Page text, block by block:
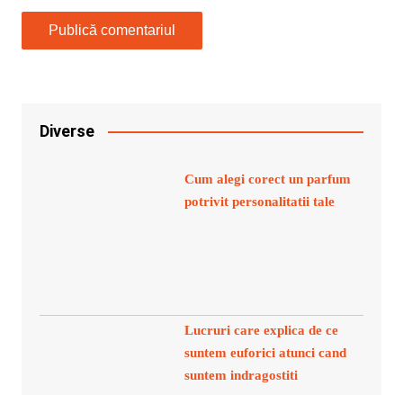
Diverse
Cum alegi corect un parfum
potrivit personalitatii tale
Lucruri care explica de ce
suntem euforici atunci cand
suntem indragostiti